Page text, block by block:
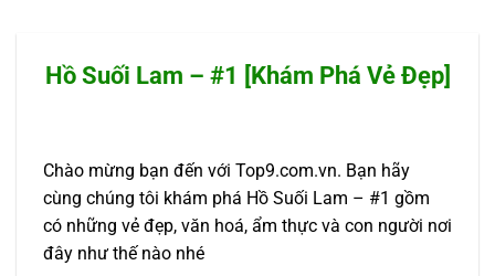
Hồ Suối Lam – #1 [Khám Phá Vẻ Đẹp]
Chào mừng bạn đến với Top9.com.vn. Bạn hãy
cùng chúng tôi khám phá Hồ Suối Lam – #1 gồm
có những vẻ đẹp, văn hoá, ẩm thực và con người nơi
đây như thế nào nhé